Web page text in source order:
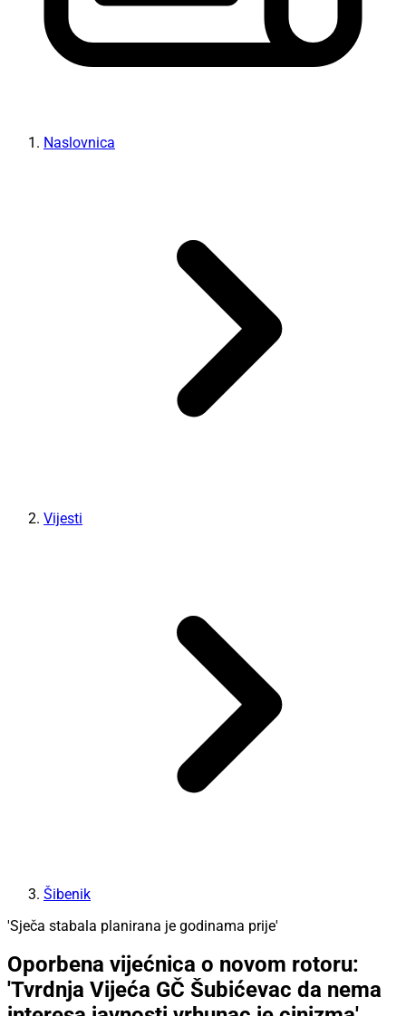
Naslovnica
Vijesti
Šibenik
'Sječa stabala planirana je godinama prije'
Oporbena vijećnica o novom rotoru:
'Tvrdnja Vijeća GČ Šubićevac da nema